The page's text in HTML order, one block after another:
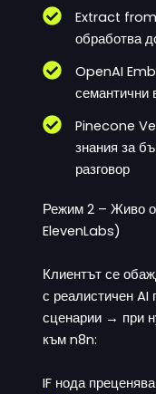
Extract from
обработва
OpenAI
семантични
Pinecone
знания за
разговор
Режим 2 – Живо
ElevenLabs)
Клиентът се
с реалистичен AI
сценарии → при
към n8n:
IF нода